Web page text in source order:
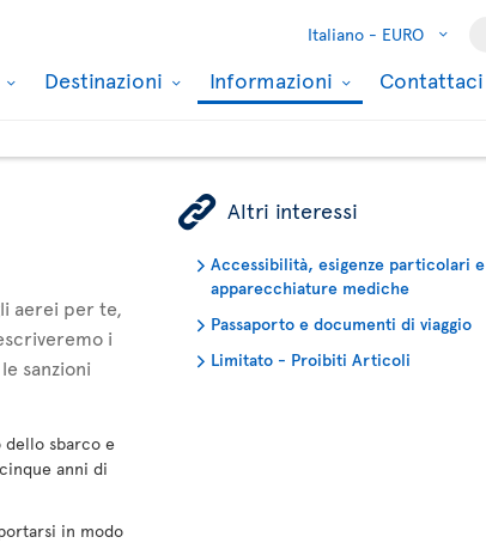
Italiano - EURO
Destinazioni Informazioni Contattaci
aerei per te,
i
sanzioni
sbarco e
anni di
in modo
ÿ Altri interessi
Accessibilità, esigenze particolari e
apparecchiature mediche
Passaporto e documenti di viaggio
Limitato - Proibiti Articoli